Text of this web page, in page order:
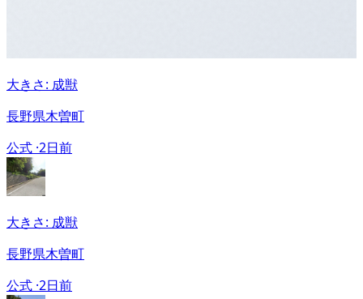
大きさ: 成獣
長野県木曽町
公式 ·2日前
大きさ: 成獣
長野県木曽町
公式 ·2日前